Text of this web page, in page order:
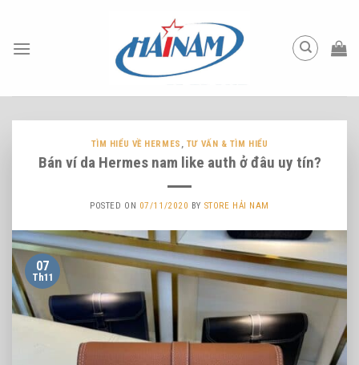
content
TÌM HIỂU VỀ HERMES , TƯ VẤN & TÌM HIỂU
Bán ví da Hermes nam like auth ở đâu uy tín?
POSTED ON 07/11/2020 BY STORE HẢI NAM
07
Th11